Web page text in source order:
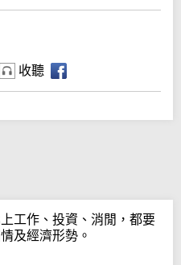
收聽
工作、投資、消閒，都要
及經濟形勢。